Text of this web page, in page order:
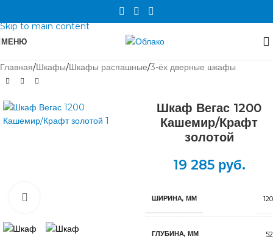
Skip to main content
МЕНЮ
Главная/Шкафы/Шкафы распашные/3-ёх дверные шкафы
Шкаф Вегас 1200
Кашемир/Крафт
золотой
19 285руб.
ШИРИНА, ММ
ГЛУБИНА, ММ